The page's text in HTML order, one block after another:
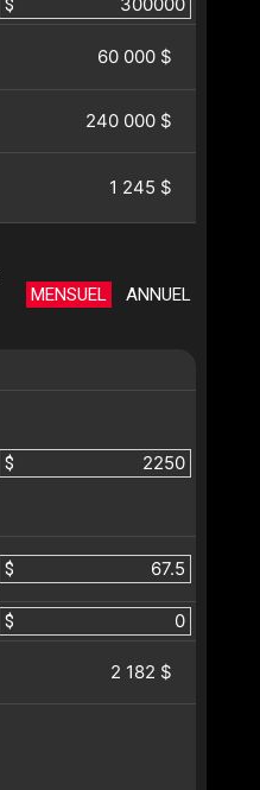
$
60 000 $
240 000 $
1 245 $
MENSUEL ANNUEL
$
$
$
2 182 $